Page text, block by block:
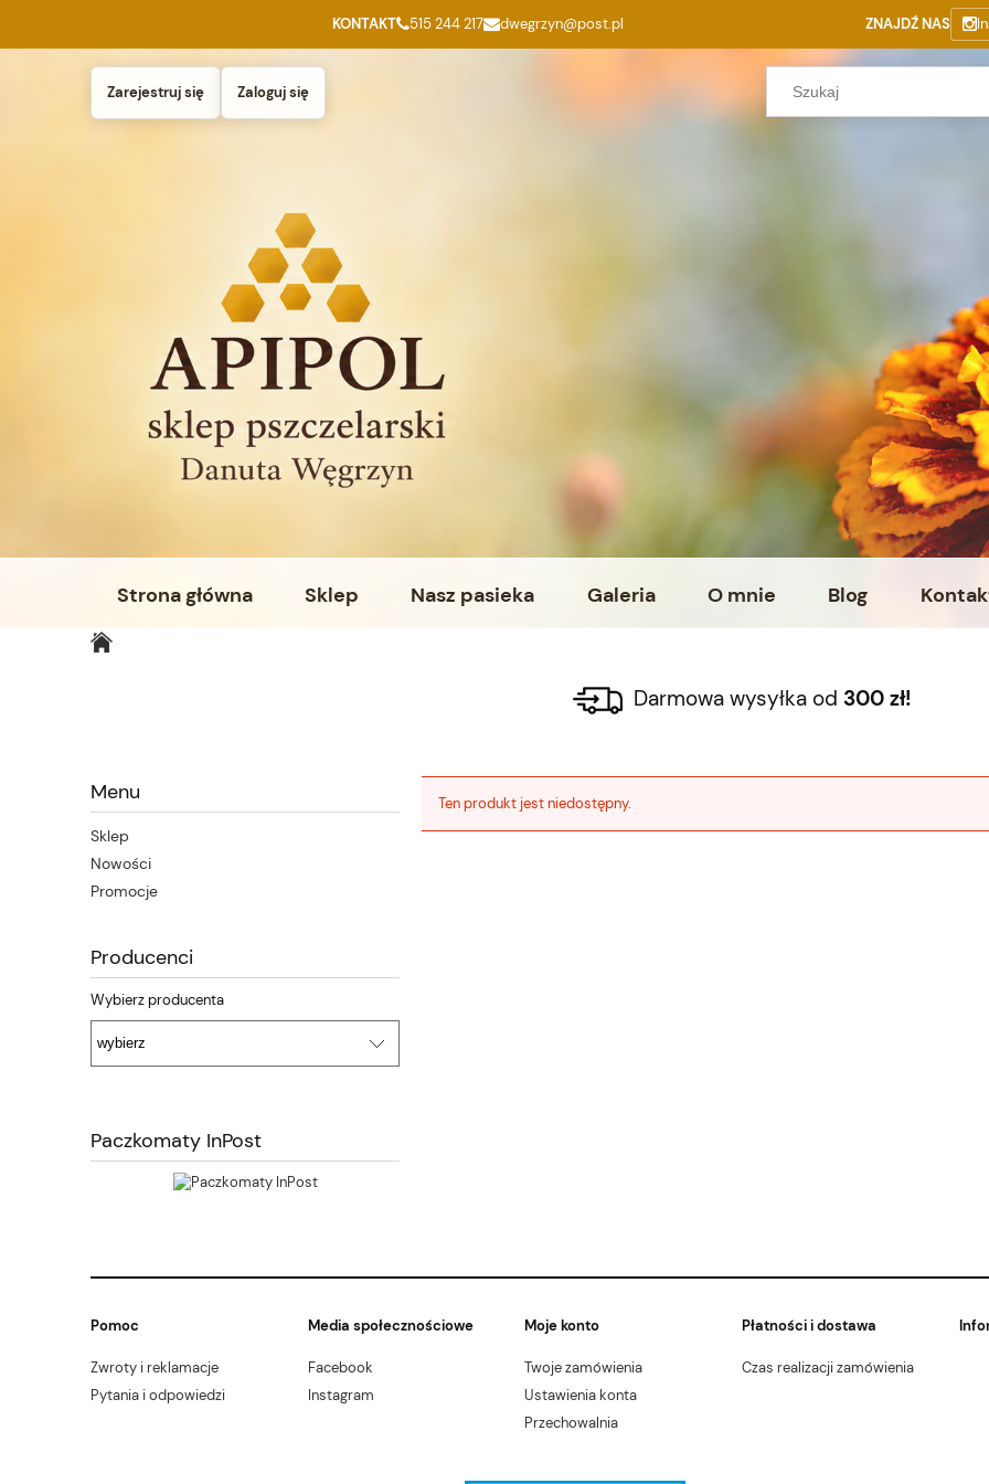
KONTAKT 515 244 217 dwegrzyn@post.pl ZNAJDŹ NAS
Zarejestruj się Zaloguj się
Strona główna Sklep Nasz pasieka Galeria O mnie Blog
Darmowa wysyłka od 300 zł!
Menu
Sklep
Nowości
Promocje
Producenci
Wybierz producenta
Paczkomaty InPost
Ten produkt jest niedostępny.
Pomoc
Zwroty i reklamacje
Pytania i odpowiedzi
Media społecznościowe
Facebook
Instagram
Moje konto
Twoje zamówienia
Ustawienia konta
Przechowalnia
Płatności i dostawa
Czas realizacji zamówienia